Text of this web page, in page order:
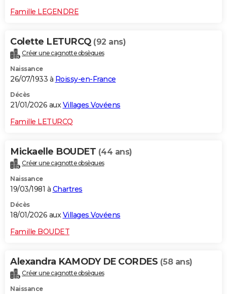
Famille LEGENDRE
Colette LETURCQ (92 ans)
Créer une cagnotte obsèques
Naissance
26/07/1933 à Roissy-en-France
Décès
21/01/2026 auxVillages Vovéens
Famille LETURCQ
Mickaelle BOUDET (44 ans)
Créer une cagnotte obsèques
Naissance
19/03/1981 à Chartres
Décès
18/01/2026 auxVillages Vovéens
Famille BOUDET
Alexandra KAMODY DE CORDES (58 ans)
Créer une cagnotte obsèques
Naissance